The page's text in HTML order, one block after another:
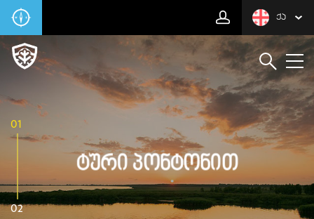
ᲥᲐ
01
02
Ტური Პონტონით